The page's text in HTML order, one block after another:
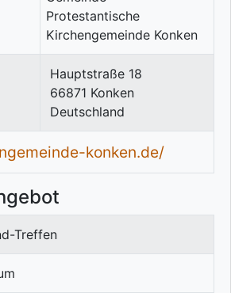
Hauptstraße 18
66871 Konken
Deutschland
konken.de/
Treffen